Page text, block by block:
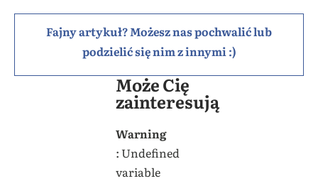
Fajny artykuł? Możesz nas pochwalić lub
podzielić się nim z innymi :)
Może Cię
zainteresują
Warning
: Undefined
variable